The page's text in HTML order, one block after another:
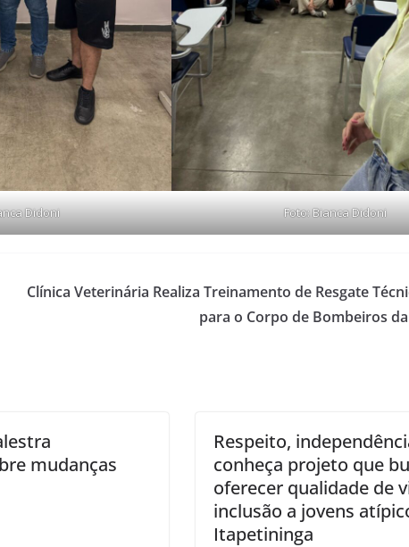
Didoni Foto: Bianca Didoni
Clínica Veterinária Realiza Treinamento de Resgate
para o Corpo de Bombeiros
mudanças
Respeito,
conheça projeto que
oferecer qualidade de
inclusão a jovens
Itapetininga